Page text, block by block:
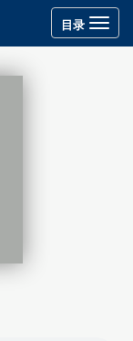
Toggle
navigation
目录